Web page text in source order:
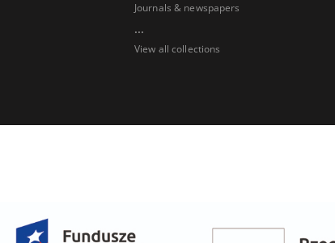
Journals & newspapers
...
View all collections